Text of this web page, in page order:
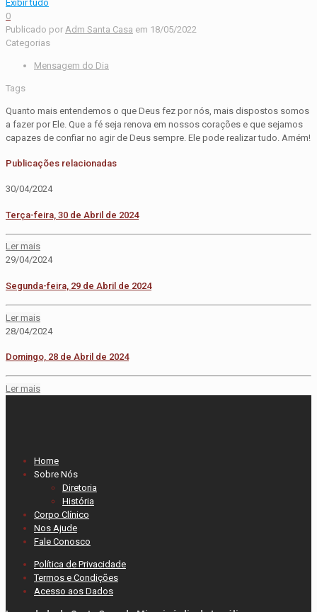
Exibir tudo
0
Publicado por Adm Santa Casa em 18/05/2022
Categorias
Mensagem do Dia
Tags
Quanto mais entendemos o que Deus fez por nós, mais dispostos somos
a fazer por Ele. Que a fé seja renova em nossos corações e que sejamos
capazes de confiar no agir de Deus sempre. Ele pode realizar tudo. Amém!
Publicações relacionadas
30/04/2024
Terça-feira, 30 de Abril de 2024
Ler mais
29/04/2024
Segunda-feira, 29 de Abril de 2024
Ler mais
28/04/2024
Domingo, 28 de Abril de 2024
Ler mais
Home
Sobre Nós
Diretoria
História
Corpo Clínico
Nos Ajude
Fale Conosco
Política de Privacidade
Termos e Condições
Acesso aos Dados